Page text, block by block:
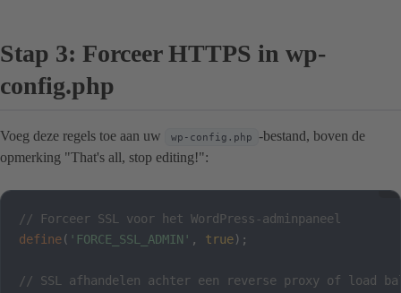
Stap 3: Forceer HTTPS in wp-
config.php
Voeg deze regels toe aan uw wp-config.php -bestand, boven de
opmerking "That's all, stop editing!":
// Forceer SSL voor het WordPress-adminpaneel
define( 'FORCE_SSL_ADMIN' , true) ;
// SSL afhandelen achter een reverse proxy of load